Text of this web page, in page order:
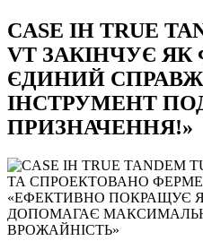
CASE IH TRUE
VT ЗАКІНЧУЄ ЯК
ЄДИНИЙ
ІНСТРУМЕНТ
ПРИЗНАЧЕННЯ!»